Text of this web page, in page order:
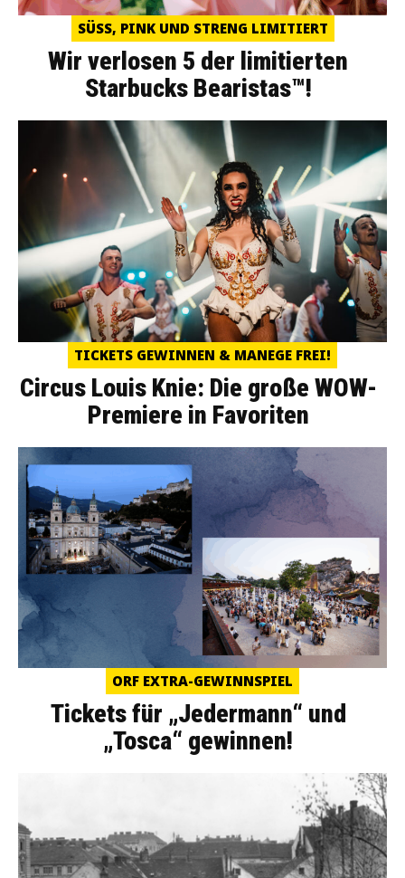
SÜSS, PINK UND STRENG LIMITIERT
Wir verlosen 5 der limitierten
Starbucks Bearistas™!
TICKETS GEWINNEN & MANEGE FREI!
Circus Louis Knie: Die große WOW-
Premiere in Favoriten
ORF EXTRA-GEWINNSPIEL
Tickets für „Jedermann“ und
„Tosca“ gewinnen!